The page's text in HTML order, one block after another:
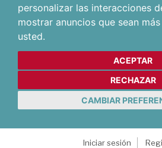
personalizar las interacciones
mostrar anuncios que sean
usted.
ACEPTAR
RECHAZAR
CAMBIAR
Iniciar sesión